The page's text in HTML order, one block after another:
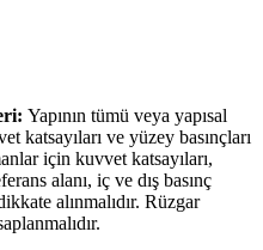
Yapının tümü veya yapısal
katsayıları ve yüzey basınçları
için kuvvet katsayıları,
alanı, iç ve dış basınç
alınmalıdır. Rüzgar